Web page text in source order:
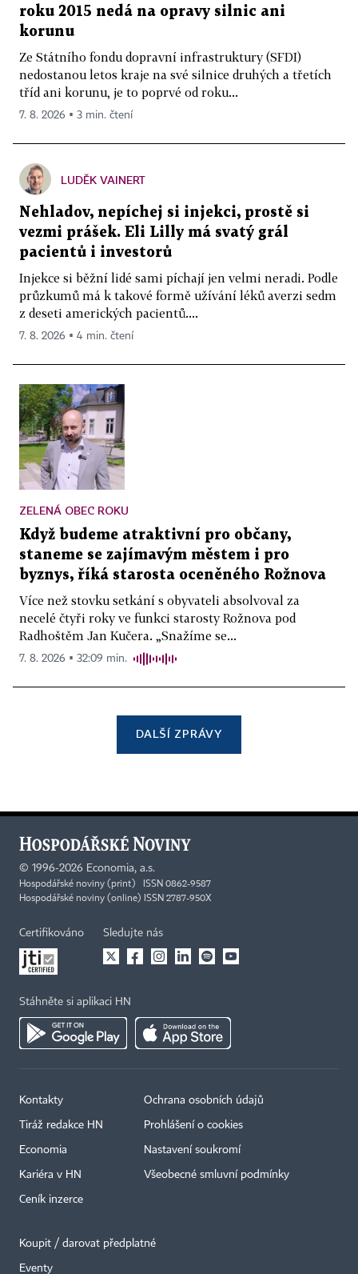
roku 2015 nedá na opravy silnic ani
korunu
Ze Státního fondu dopravní infrastruktury (SFDI)
nedostanou letos kraje na své silnice druhých a třetích
tříd ani korunu, je to poprvé od roku...
7. 8. 2026 ▪ 3 min. čtení
LUDĚK VAINERT
Nehladov, nepíchej si injekci, prostě si
vezmi prášek. Eli Lilly má svatý grál
pacientů i investorů
Injekce si běžní lidé sami píchají jen velmi neradi. Podle
průzkumů má k takové formě užívání léků averzi sedm
z deseti amerických pacientů....
7. 8. 2026 ▪ 4 min. čtení
ZELENÁ OBEC ROKU
Když budeme atraktivní pro občany,
staneme se zajímavým městem i pro
byznys, říká starosta oceněného Rožnova
Více než stovku setkání s obyvateli absolvoval za
necelé čtyři roky ve funkci starosty Rožnova pod
Radhoštěm Jan Kučera. „Snažíme se...
7. 8. 2026 ▪ 32:09 min.
DALŠÍ ZPRÁVY
© 1996-2026 Economia, a.s.
Hospodářské noviny (print) ISSN 0862-9587
Hospodářské noviny (online) ISSN 2787-950X
Certifikováno Sledujte nás
Stáhněte si aplikaci HN
Kontakty
Tiráž redakce HN
Economia
Kariéra v HN
Ceník inzerce
Ochrana osobních údajů
Prohlášení o cookies
Nastavení soukromí
Všeobecné smluvní podmínky
Koupit / darovat předplatné
Eventy